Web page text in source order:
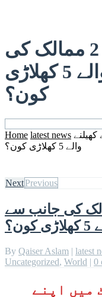
ٹی ٹوئنٹی ورلڈکپ: 2 ممالک کی
جانب سے کھیلنے والے 5 کھلاڑی
کون؟
Home latest news سے کھیلنے
والے 5 کھلاڑی کون؟
NextPrevious
ورلڈکپ: 2 ممالک کی جانب سے
By Qaiser Aslam | latest
Uncategorized, World | 0